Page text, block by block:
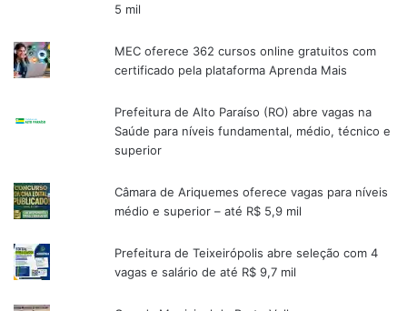
5 mil
MEC oferece 362 cursos online gratuitos com
certificado pela plataforma Aprenda Mais
Prefeitura de Alto Paraíso (RO) abre vagas na
Saúde para níveis fundamental, médio, técnico e
superior
Câmara de Ariquemes oferece vagas para níveis
médio e superior – até R$ 5,9 mil
Prefeitura de Teixeirópolis abre seleção com 4
vagas e salário de até R$ 9,7 mil